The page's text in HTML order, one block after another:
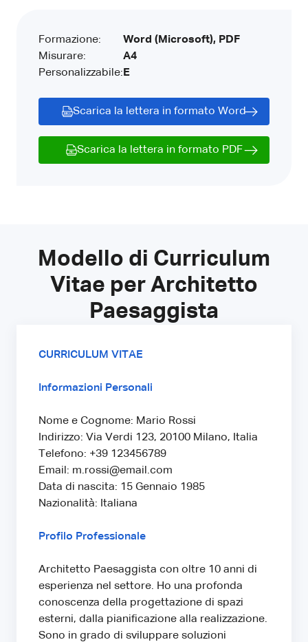
Formazione:
Misurare:
Personalizzabile:
Word (Microsoft), PDF
A4
E
Scarica la lettera in formato Word
Scarica la lettera in formato PDF
Modello di Curriculum
Vitae per Architetto
Paesaggista
CURRICULUM VITAE
Informazioni Personali
Nome e Cognome: Mario Rossi
Indirizzo: Via Verdi 123, 20100 Milano, Italia
Telefono: +39 123456789
Email: m.rossi@email.com
Data di nascita: 15 Gennaio 1985
Nazionalità: Italiana
Profilo Professionale
Architetto Paesaggista con oltre 10 anni di
esperienza nel settore. Ho una profonda
conoscenza della progettazione di spazi
esterni, dalla pianificazione alla realizzazione.
Sono in grado di sviluppare soluzioni